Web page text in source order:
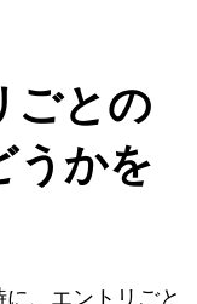
ごとの
うかを
、エントリごと